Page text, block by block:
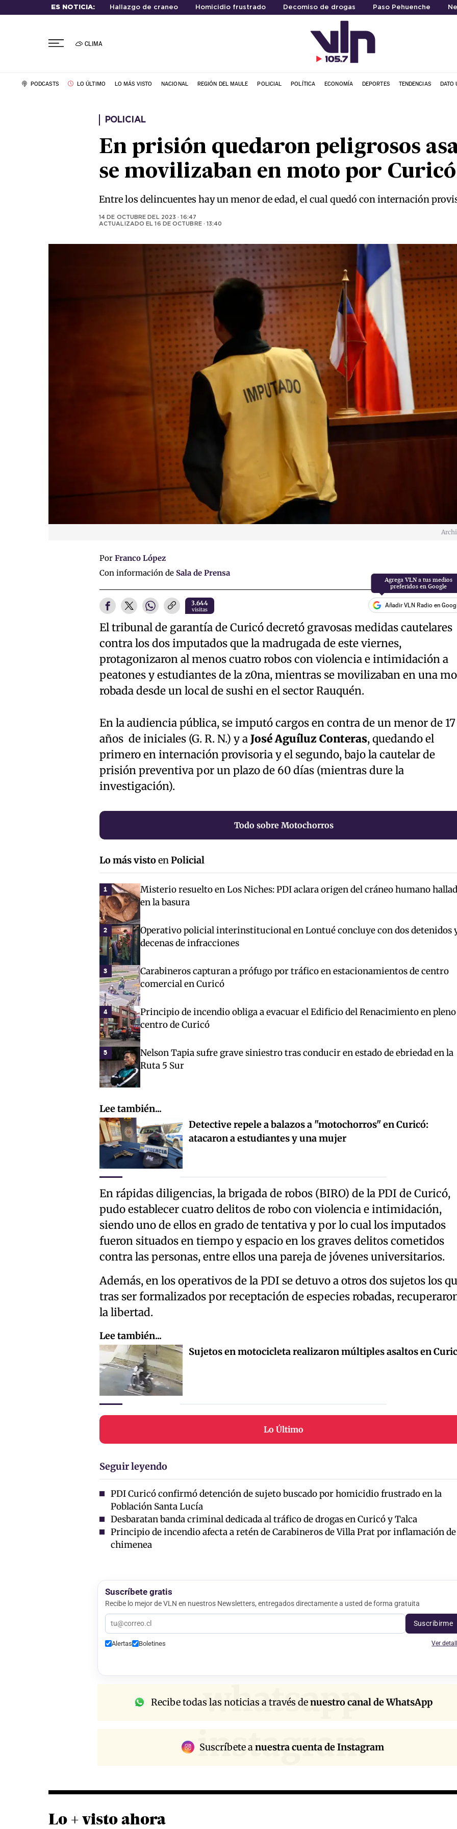
ES NOTICIA: Hallazgo de craneo Homicidio frustrado Decomiso de drogas Paso Pehuenche
CLIMA
PODCASTS LO ÚLTIMO LO MÁS VISTO NACIONAL REGIÓN DEL MAULE POLICIAL POLÍTICA ECONOMÍA DEPORTES TENDENCIAS DATO
POLICIAL
En prisión quedaron peligrosos
se movilizaban en moto por Curicó
Entre los delincuentes hay un menor de edad, el cual quedó con internación
14 DE OCTUBRE DEL 2023 · 16:47
ACTUALIZADO EL16 DE OCTUBRE · 13:40
Por Franco López
Con información de Sala de Prensa
3.644
visitas
Añadir VLN Radio en
El tribunal de garantía de Curicó decretó gravosas medidas cautelares
contra los dos imputados que la madrugada de este viernes,
protagonizaron al menos cuatro robos con violencia e intimidación a
peatones y estudiantes de la z0na, mientras se movilizaban en una
robada desde un local de sushi en el sector Rauquén.
En la audiencia pública, se imputó cargos en contra de un menor de 17
años de iniciales (G. R. N.) y aJosé Aguíluz Conteras, quedando el
primero en internación provisoria y el segundo, bajo la cautelar de
prisión preventiva por un plazo de 60 días (mientras dure la
investigación).
Todo sobre Motochorros
Lo más vistoenPolicial
1
Misterio resuelto en Los Niches: PDI aclara origen del cráneo humano
en la basura
2
Operativo policial interinstitucional en Lontué concluye con dos detenidos
decenas de infracciones
3
Carabineros capturan a prófugo por tráfico en estacionamientos de centro
comercial en Curicó
4
Principio de incendio obliga a evacuar el Edificio del Renacimiento en pleno
centro de Curicó
5
Nelson Tapia sufre grave siniestro tras conducir en estado de ebriedad en la
Ruta 5 Sur
Lee también...
Detective repele a balazos a "motochorros" en Curicó:
atacaron a estudiantes y una mujer
En rápidas diligencias, la brigada de robos (BIRO) de la PDI de Curicó,
pudo establecer cuatro delitos de robo con violencia e intimidación,
siendo uno de ellos en grado de tentativa y por lo cual los imputados
fueron situados en tiempo y espacio en los graves delitos cometidos
contra las personas, entre ellos una pareja de jóvenes universitarios.
Además, en los operativos de la PDI se detuvo a otros dos sujetos los
tras ser formalizados por receptación de especies robadas,
la libertad.
Lee también...
Sujetos en motocicleta realizaron múltiples asaltos en
Lo Último
Seguir leyendo
PDI Curicó confirmó detención de sujeto buscado por homicidio frustrado en la
Población Santa Lucía
Desbaratan banda criminal dedicada al tráfico de drogas en Curicó y Talca
Principio de incendio afecta a retén de Carabineros de Villa Prat por inflamación de
chimenea
Suscríbete gratis
Recibe lo mejor de VLN en nuestros Newsletters, entregados directamente a usted de forma gratuita
Suscribirme
Alertas Boletines Ver
whatsapp
Recibe todas las noticias a través denuestro canal de WhatsApp
instagram
Suscríbete anuestra cuenta de Instagram
Lo + visto ahora